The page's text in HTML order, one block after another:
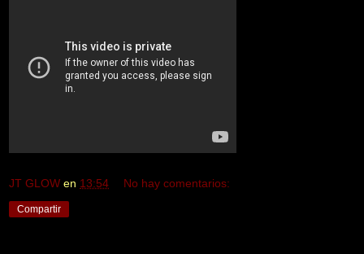
JT GLOW en 13:54 No hay comentarios:
Compartir